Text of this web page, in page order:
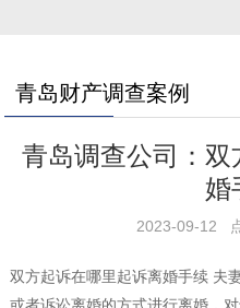
青岛财产调查案例
青岛调查公司：
婚
2023-09-12
双方起诉在哪里起诉离婚手续 夫